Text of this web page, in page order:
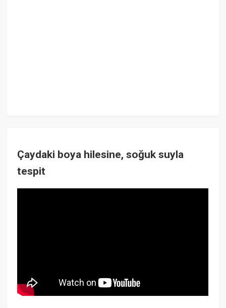
Çaydaki boya hilesine, soğuk suyla
tespit